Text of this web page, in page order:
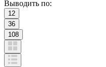
Выводить по:
12
36
108